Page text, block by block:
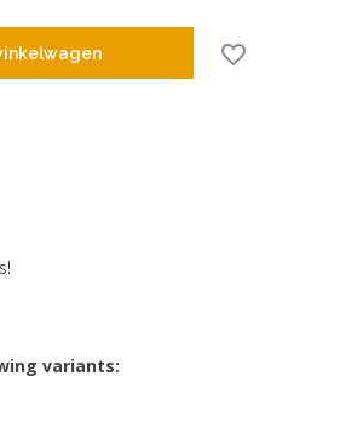
variants: